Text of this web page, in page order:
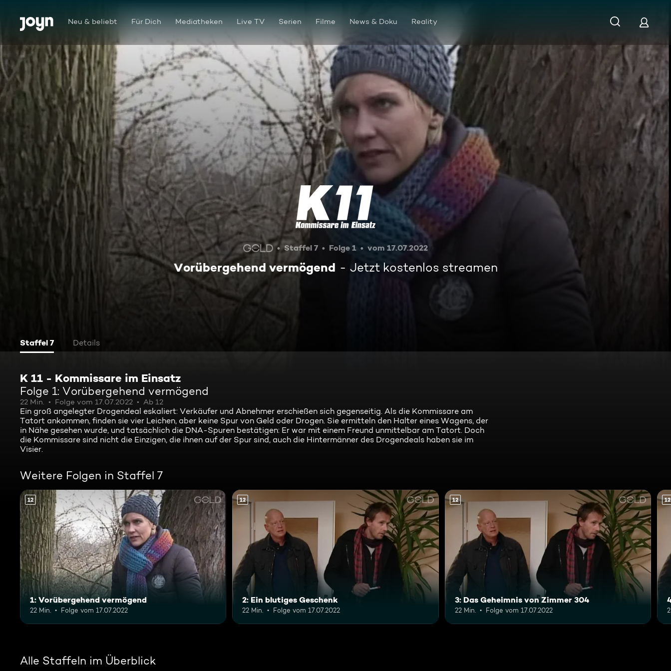
Zum Inhalt springen
Barrierefrei Neu & beliebt Für Dich Mediatheken Live TV Serien Filme News & Doku Reality
Vorübergehend vermögend
Staffel 7 Folge 1 vom 17.07.2022
Vorübergehend vermögend Jetzt kostenlos streamen
Staffel 7 Details
K 11 - Kommissare im Einsatz
Folge 1: Vorübergehend vermögend
22 Min. Folge vom 17.07.2022 Ab 12
Ein groß angelegter Drogendeal eskaliert: Verkäufer und Abnehmer erschießen sich gegenseitig. Als die Kommissare am
Tatort ankommen, finden sie vier Leichen, aber keine Spur von Geld oder Drogen. Sie ermitteln den Halter eines Wagens, der
in Nähe gesehen wurde, und tatsächlich die DNA-Spuren bestätigen: Er war mit einem Freund unmittelbar am Tatort. Doch
die Kommissare sind nicht die Einzigen, die ihnen auf der Spur sind, auch die Hintermänner des Drogendeals haben sie im
Visier.
Weitere Folgen in Staffel 7
12
1: Vorübergehend vermögend
22 Min. Folge vom 17.07.2022
12
2: Ein blutiges Geschenk
22 Min. Folge vom 17.07.2022
12
3: Das Geheimnis von Zimmer 304
22 Min. Folge vom 17.07.2022
12
Alle Staffeln im Überblick